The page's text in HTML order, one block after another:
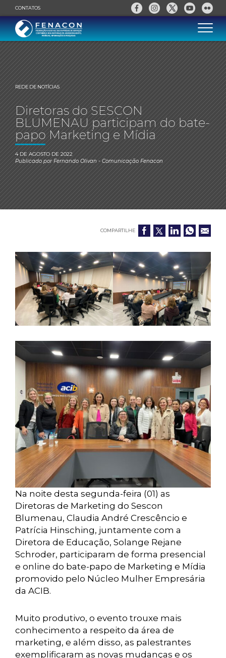
CONTATOS
REDE DE NOTÍCIAS
Diretoras do SESCON
BLUMENAU participam do bate-
papo Marketing e Mídia
4 DE AGOSTO DE 2022
Publicado porFernando Olivan- Comunicação Fenacon
COMPARTILHE
Na noite desta segunda-feira (01) as
Diretoras de Marketing do Sescon
Blumenau, Claudia André Crescêncio e
Patrícia Hinsching, juntamente com a
Diretora de Educação, Solange Rejane
Schroder, participaram de forma presencial
e online do bate-papo de Marketing e Mídia
promovido pelo Núcleo Mulher Empresária
da ACIB.
Muito produtivo, o evento trouxe mais
conhecimento a respeito da área de
marketing, e além disso, as palestrantes
exemplificaram as novas mudanças e os